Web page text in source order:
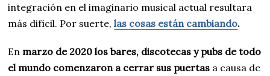
integración en el imaginario musical actual resultara
más difícil. Por suerte, las cosas están cambiando.
En marzo de 2020 los bares, discotecas y pubs de todo
el mundo comenzaron a cerrar sus puertas a causa de